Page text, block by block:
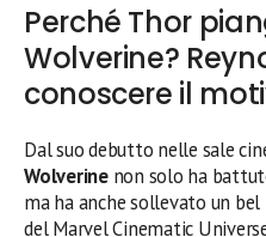
Perché Thor
Wolverine?
conoscere il
Dal suo debutto nelle sale
Wolverinenon solo ha
ma ha anche sollevato un bel
del Marvel Cinematic